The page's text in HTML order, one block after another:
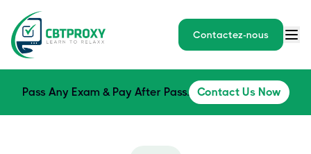
Contactez-nous
Pass Any Exam & Pay After Pass. Contact Us Now